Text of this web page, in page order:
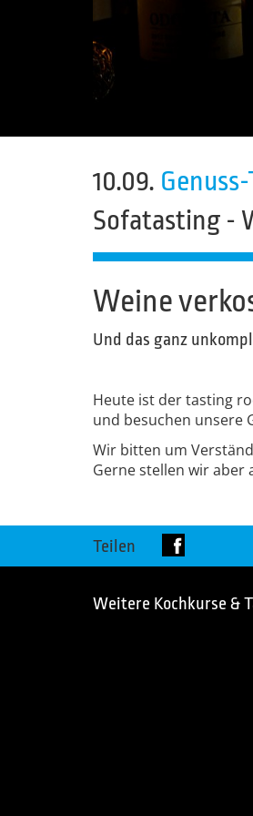
10.09.
Sofatasting -
Weine
Und das ganz
Heute ist der tasting
und besuchen unsere
Wir bitten um
Gerne stellen wir aber
Teilen
Weitere Kochkurse &